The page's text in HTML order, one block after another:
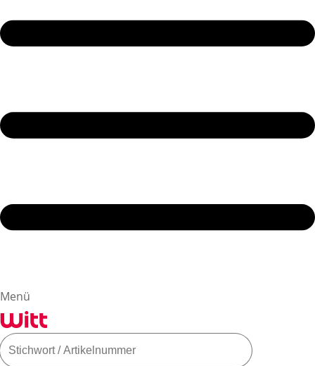
Menü